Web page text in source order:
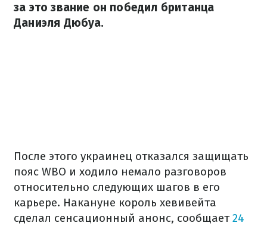
за это звание он победил британца
Даниэля Дюбуа.
После этого украинец отказался защищать
пояс WBO и ходило немало разговоров
относительно следующих шагов в его
карьере. Накануне король хевивейта
сделал сенсационный анонс, сообщает24